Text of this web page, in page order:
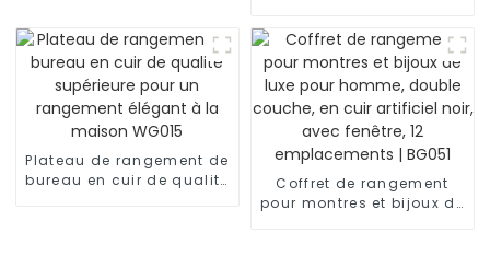
rangement élégant à la
maison | WG014
Plateau de rangement de
bureau en cuir de qualité
Coffret de rangement
pour montres et bijoux de